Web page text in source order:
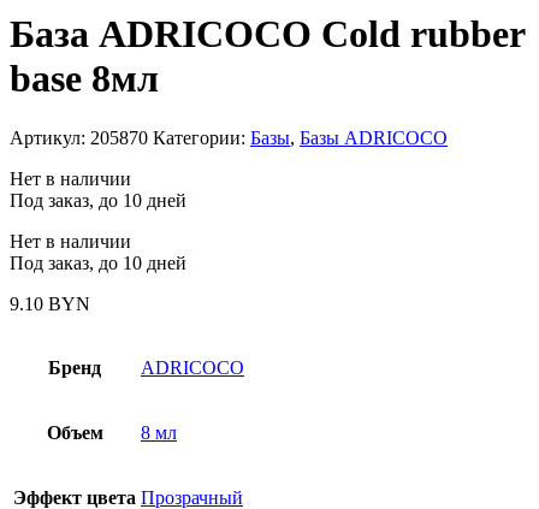
База ADRICOCO Cold rubber
base 8мл
Артикул: 205870 Категории: Базы, Базы ADRICOCO
Нет в наличии
Под заказ, до 10 дней
Нет в наличии
Под заказ, до 10 дней
9.10 BYN
Бренд ADRICOCO
Объем 8 мл
Эффект цвета Прозрачный